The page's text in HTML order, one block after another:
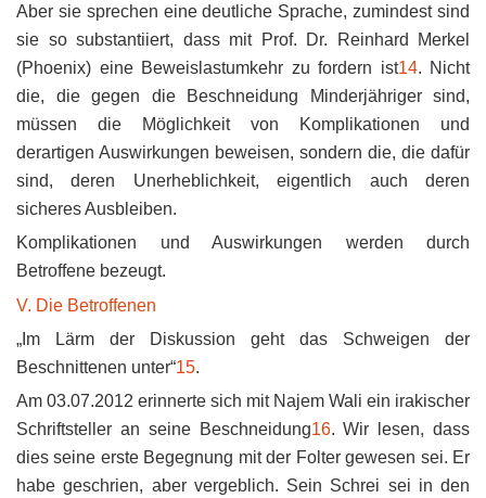
Aber sie sprechen eine deutliche Sprache, zumindest sind
sie so substantiiert, dass mit Prof. Dr. Reinhard Merkel
(Phoenix) eine Beweislastumkehr zu fordern ist14. Nicht
die, die gegen die Beschneidung Minderjähriger sind,
müssen die Möglichkeit von Komplikationen und
derartigen Auswirkungen beweisen, sondern die, die dafür
sind, deren Unerheblichkeit, eigentlich auch deren
sicheres Ausbleiben.
Komplikationen und Auswirkungen werden durch
Betroffene bezeugt.
V. Die Betroffenen
„Im Lärm der Diskussion geht das Schweigen der
Beschnittenen unter“15.
Am 03.07.2012 erinnerte sich mit Najem Wali ein irakischer
Schriftsteller an seine Beschneidung16. Wir lesen, dass
dies seine erste Begegnung mit der Folter gewesen sei. Er
habe geschrien, aber vergeblich. Sein Schrei sei in den